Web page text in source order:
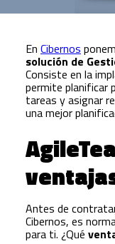
En Cibernos
solución de
Consiste en la
permite planificar
tareas y asignar
una mejor
Antes de
Cibernos, es
para ti. ¿Qué